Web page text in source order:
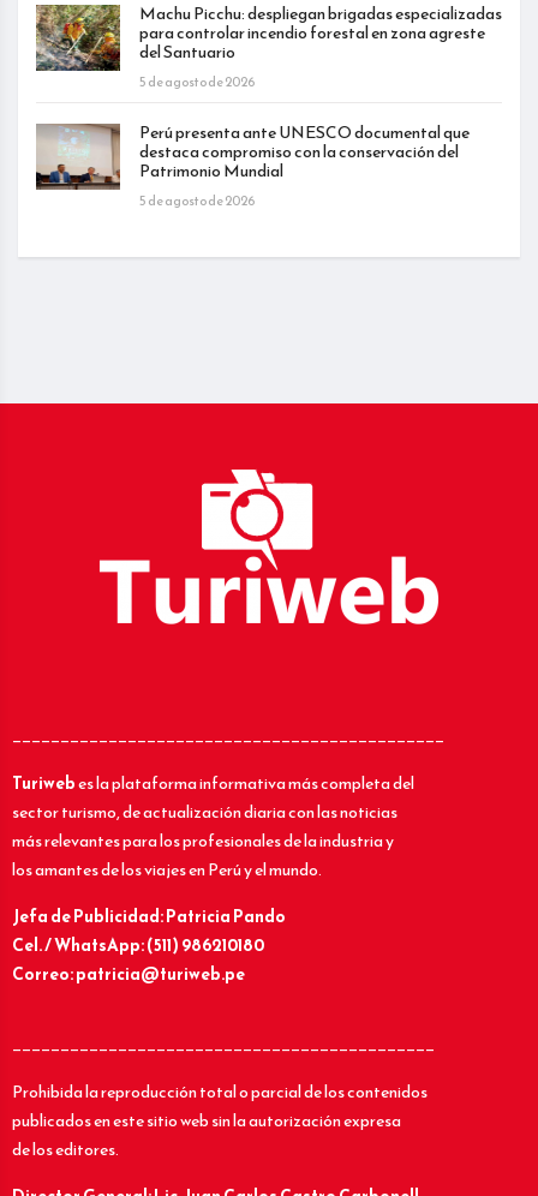
Machu Picchu: despliegan brigadas especializadas
para controlar incendio forestal en zona agreste
del Santuario
5 de agosto de 2026
Perú presenta ante UNESCO documental que
destaca compromiso con la conservación del
Patrimonio Mundial
5 de agosto de 2026
_____________________________________________
Turiwebes la plataforma informativa más completa del
sector turismo, de actualización diaria con las noticias
más relevantes para los profesionales de la industria y
los amantes de los viajes en Perú y el mundo.
Jefa de Publicidad: Patricia Pando
Cel. / WhatsApp: (511) 986210180
Correo: patricia@turiweb.pe
____________________________________________
Prohibida la reproducción total o parcial de los contenidos
publicados en este sitio web sin la autorización expresa
de los editores.